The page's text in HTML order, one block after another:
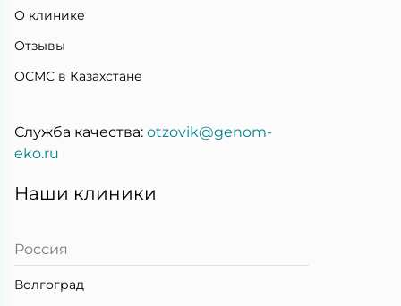
О клинике
Отзывы
ОСМС в Казахстане
Служба качества: otzovik@genom-
eko.ru
Наши клиники
Россия
Волгоград